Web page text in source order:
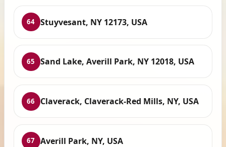
64 Stuyvesant, NY 12173, USA
65 Sand Lake, Averill Park, NY 12018, USA
66 Claverack, Claverack-Red Mills, NY, USA
67 Averill Park, NY, USA